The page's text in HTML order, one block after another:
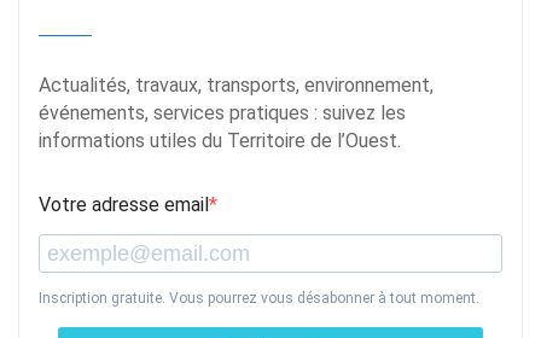
Actualités, travaux, transports, environnement,
événements, services pratiques : suivez les
informations utiles du Territoire de l’Ouest.
Votre adresse email
Inscription gratuite. Vous pourrez vous désabonner à tout moment.